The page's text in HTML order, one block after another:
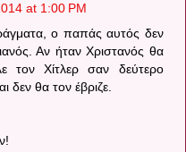
at 1:00 PM
ο παπάς αυτός δεν
Αν ήταν Χριστανός θα
τον Χίτλερ σαν δεύτερο
δεν θα τον έβριζε.